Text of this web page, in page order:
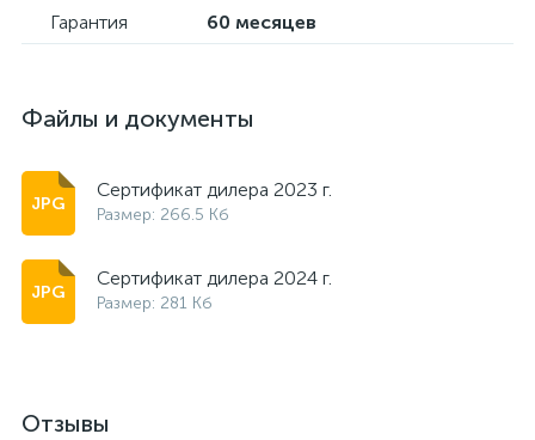
Гарантия 60 месяцев
Файлы и документы
Сертификат дилера 2023 г.
Размер: 266.5 Кб
Сертификат дилера 2024 г.
Размер: 281 Кб
Отзывы